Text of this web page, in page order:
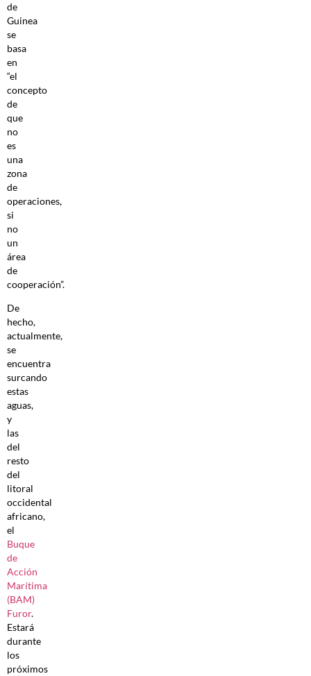
de
Guinea
se
basa
en
“el
concepto
de
que
no
es
una
zona
de
operaciones,
si
no
un
área
de
cooperación”.
De
hecho,
actualmente,
se
encuentra
surcando
estas
aguas,
y
las
del
resto
del
litoral
occidental
africano,
el
Buque
de
Acción
Marítima
(BAM)
Furor.
Estará
durante
los
próximos